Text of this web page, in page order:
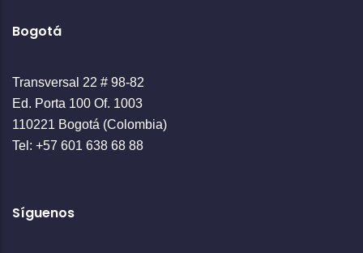
Bogotá
Transversal 22 # 98-82
Ed. Porta 100 Of. 1003
110221 Bogotá (Colombia)
Tel: +57 601 638 68 88
Síguenos